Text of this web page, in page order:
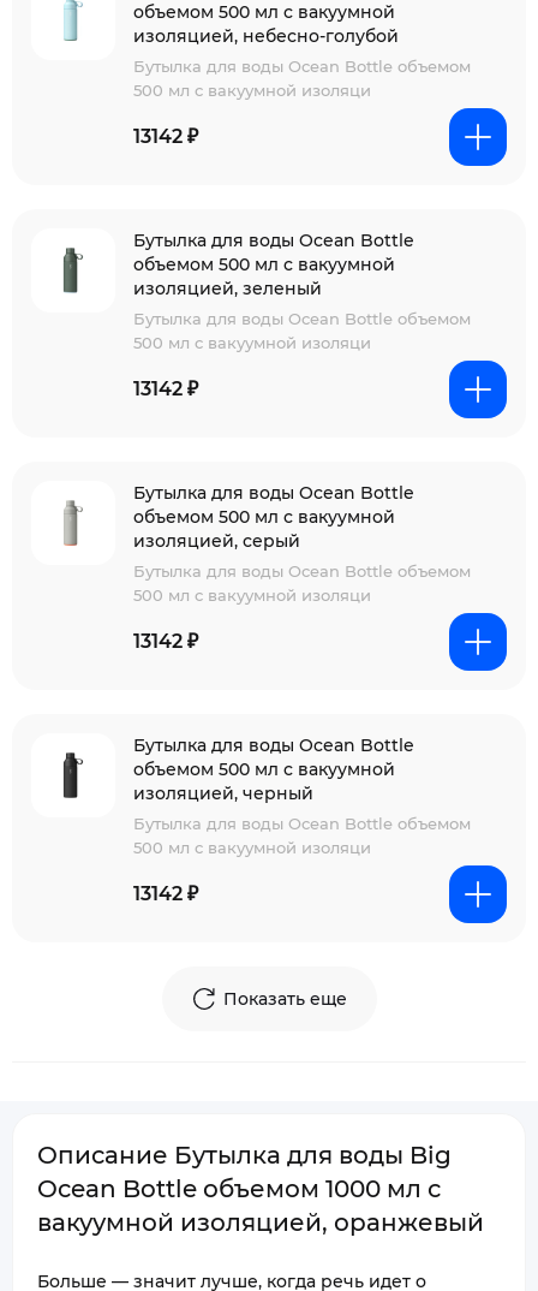
объемом 500 мл с вакуумной
изоляцией, небесно-голубой
Бутылка для воды Ocean Bottle объемом
500 мл с вакуумной изоляци
13142 ₽
Бутылка для воды Ocean Bottle
объемом 500 мл с вакуумной
изоляцией, зеленый
Бутылка для воды Ocean Bottle объемом
500 мл с вакуумной изоляци
13142 ₽
Бутылка для воды Ocean Bottle
объемом 500 мл с вакуумной
изоляцией, серый
Бутылка для воды Ocean Bottle объемом
500 мл с вакуумной изоляци
13142 ₽
Бутылка для воды Ocean Bottle
объемом 500 мл с вакуумной
изоляцией, черный
Бутылка для воды Ocean Bottle объемом
500 мл с вакуумной изоляци
13142 ₽
Показать еще
Описание Бутылка для воды Big
Ocean Bottle объемом 1000 мл с
вакуумной изоляцией, оранжевый
Больше — значит лучше, когда речь идет о